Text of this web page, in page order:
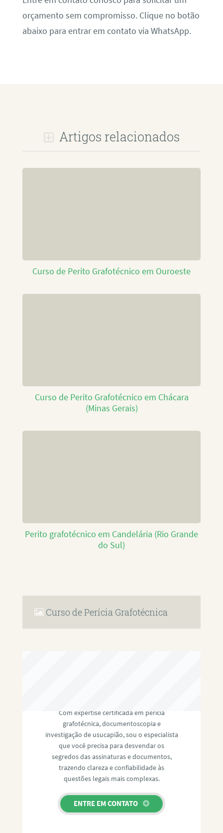
orçamento sem compromisso. Clique no botão
abaixo para entrar em contato via WhatsApp.
Artigos relacionados
Curso de Perito Grafotécnico em Ouroeste
Curso de Perito Grafotécnico em Chácara
(Minas Gerais)
Perito grafotécnico em Candelária (Rio Grande
do Sul)
Curso de Perícia Grafotécnica
Com expertise certificada em perícia
grafotécnica, documentoscopia e
investigação de usucapião, sou o especialista
que você precisa para desvendar os
segredos das assinaturas e documentos,
trazendo clareza e confiabilidade às
questões legais mais complexas.
ENTRE EM CONTATO